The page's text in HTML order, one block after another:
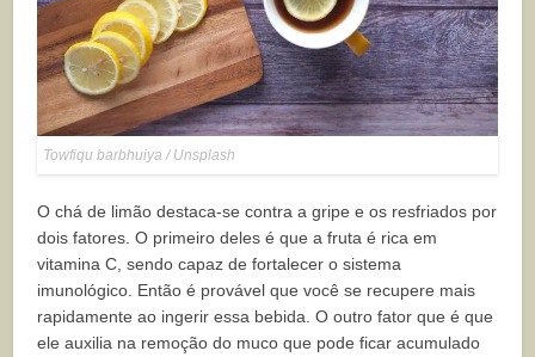
Towfiqu barbhuiya / Unsplash
O chá de limão destaca-se contra a gripe e os resfriados por
dois fatores. O primeiro deles é que a fruta é rica em
vitamina C, sendo capaz de fortalecer o sistema
imunológico. Então é provável que você se recupere mais
rapidamente ao ingerir essa bebida. O outro fator que é que
ele auxilia na remoção do muco que pode ficar acumulado